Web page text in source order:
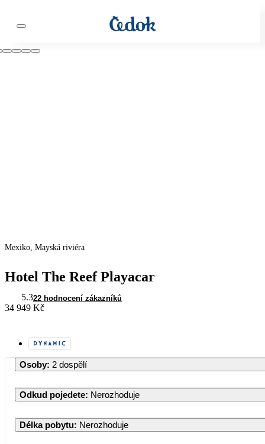
Mexiko, Mayská riviéra
Hotel The Reef Playacar
5.322 hodnocení zákazníků
34 949 Kč
Osoby: 2 dospělí
Odkud pojedete: Nerozhoduje
Délka pobytu: Nerozhoduje